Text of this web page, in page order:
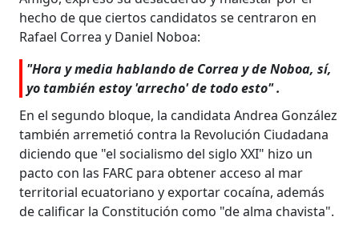
hecho de que ciertos candidatos se centraron en
Rafael Correa y Daniel Noboa:
"Hora y media hablando de Correa y de Noboa, sí,
yo también estoy 'arrecho' de todo esto" .
En el segundo bloque, la candidata Andrea González
también arremetió contra la Revolución Ciudadana
diciendo que "el socialismo del siglo XXI" hizo un
pacto con las FARC para obtener acceso al mar
territorial ecuatoriano y exportar cocaína, además
de calificar la Constitución como "de alma chavista".